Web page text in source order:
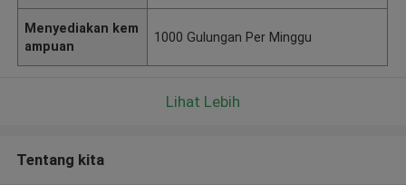
Menyediakan kem
ampuan
1000 Gulungan Per Minggu
Lihat Lebih
Tentang kita